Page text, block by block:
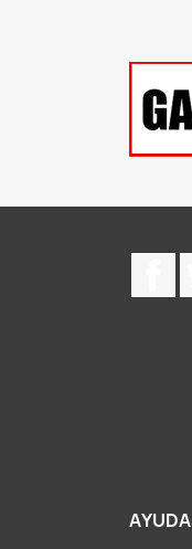
AYUDA